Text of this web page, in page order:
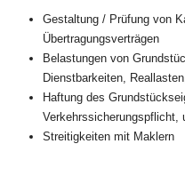
Gestaltung / Prüfung von
Übertragungsverträgen
Belastungen von
Dienstbarkeiten,
Haftung des
Verkehrssicherungspflicht,
Streitigkeiten mit Maklern